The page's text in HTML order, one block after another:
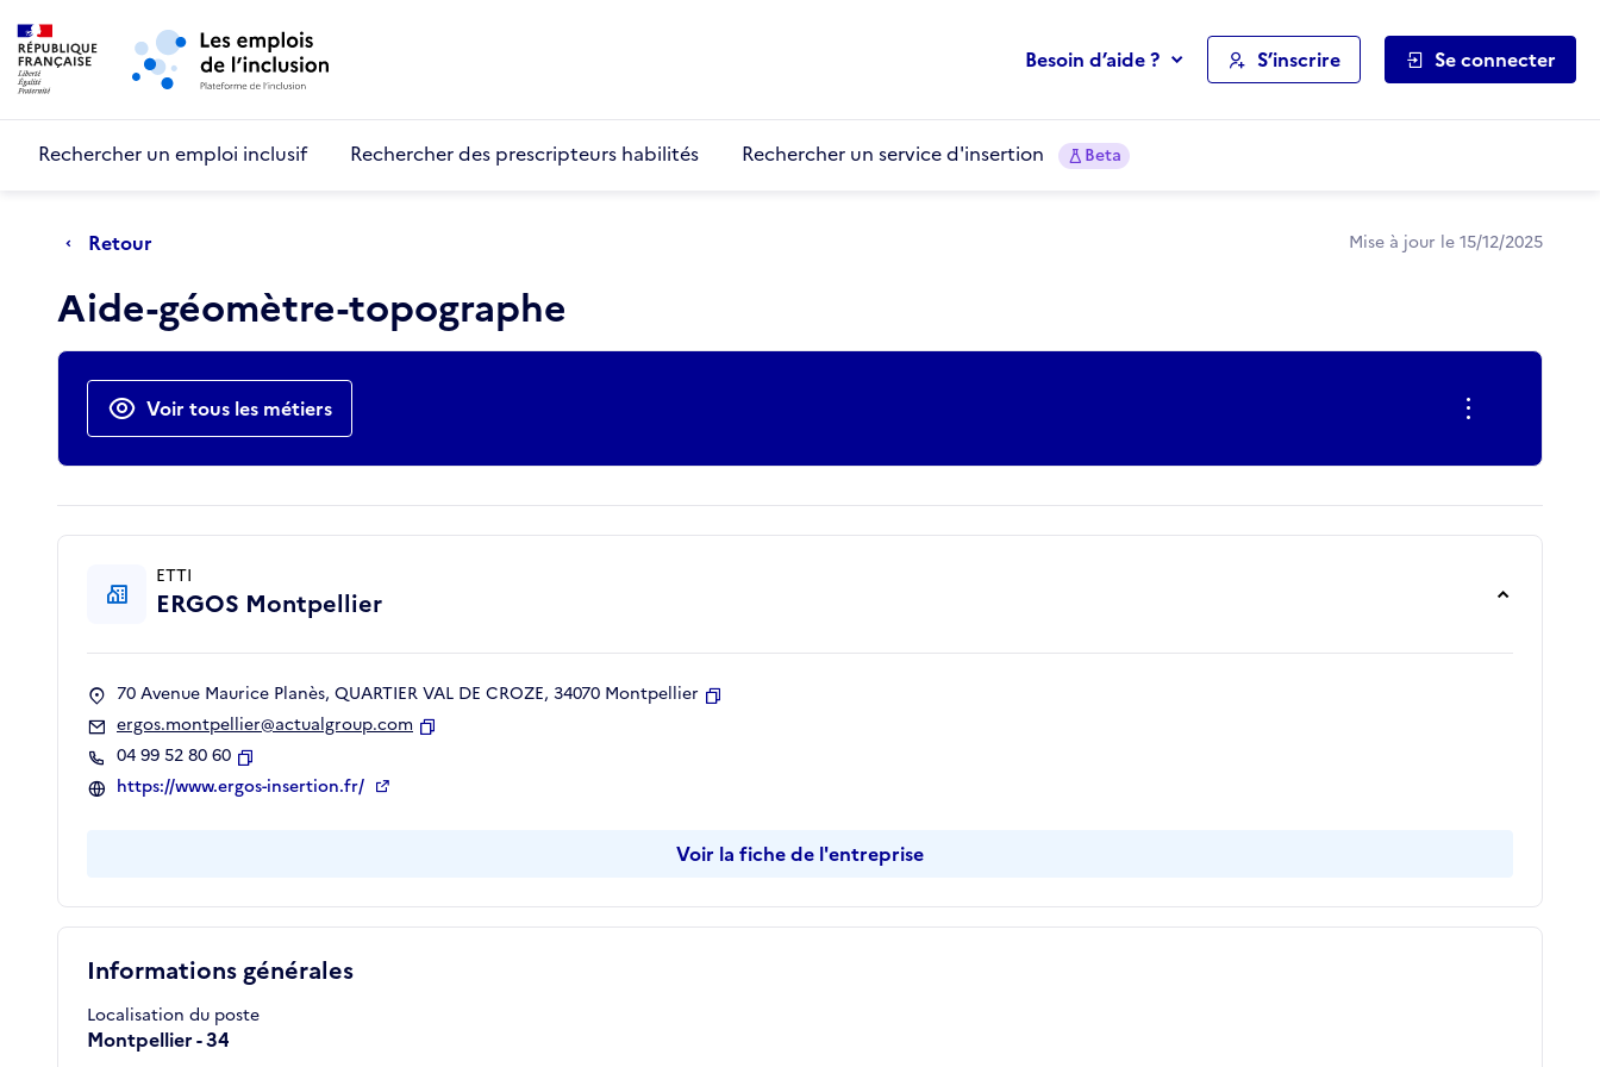
Aller au menu principal
Besoin d’aide ? S’inscrire Se connecter
Rechercher un emploi inclusif Rechercher des prescripteurs habilités Rechercher un service d'insertion Beta
Retour Mise à jour le 15/12/2025
Aide-géomètre-topographe
Actions rapides
Voir tous les métiers
Informations générales
Localisation du poste
Montpellier - 34
ETTI
ERGOS Montpellier
70 Avenue Maurice Planès, QUARTIER VAL DE CROZE, 34070 Montpellier
ergos.montpellier@actualgroup.com
04 99 52 80 60
Copier
https://www.ergos-insertion.fr/
Voir la fiche de l'entreprise